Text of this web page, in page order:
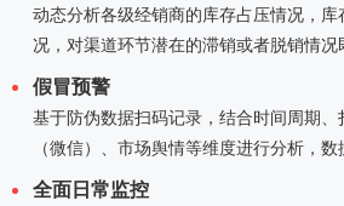
动态分析各级经销商的库存占压情况，
况，对渠道环节潜在的滞销或者脱销情况
假冒预警
基于防伪数据扫码记录，结合时间周期
（微信）、市场舆情等维度进行分析，数
全面日常监控